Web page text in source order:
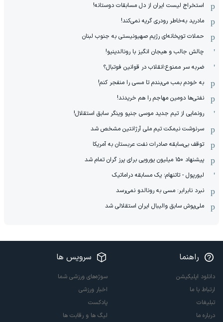
استخراج لیست ایران از دل مسابقات دوستانه!
مادرید به‌خاطر رودری گریه نمی‌کند!
حملات توپخانه‌ای رژیم صهیونیستی به جنوب لبنان
چالش جالب و هیجان انگیز با رونالدینیو!
ضربه سر ممنوع؛انقلاب در قوانین فوتبال؟
به خودم بمب می‌بندم تا مسی را منفجر کنم!
نفتی‌ها دومین مهاجم را هم خریدند!
رونمایی از تیم جدید موسی جنپو وینگر سابق استقلال!
سرنوشت نیمکت تیم ملی آرژانتین مشخص شد
توقف بی‌سابقه صادرات نفت عربستان به آمریکا
پیشنهاد ۱۵۰ میلیون یورویی برای پرز گران تمام شد
لیورپول - تاتنهام؛ یک مسابقه دراماتیک
نبرد نابرابر: مسی به رونالدو نمی‌رسد
ملی‌پوش سابق والیبال ایران استقلالی شد
راهنما
دانلود اپلیکیشن
ارتباط با ما
تبلیغات
درباره ما
سرویس ها
سوژه‌های ورزشی شما
اخبار ورزشی
پادکست
لیگ ها و رقابت ها